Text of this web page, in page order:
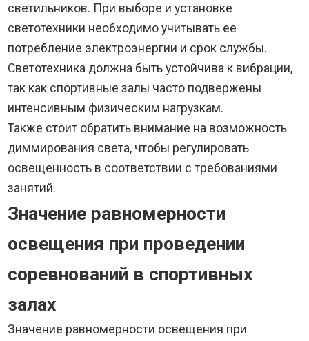
светильников. При выборе и установке
светотехники необходимо учитывать ее
потребление электроэнергии и срок службы.
Светотехника должна быть устойчива к вибрации,
так как спортивные залы часто подвержены
интенсивным физическим нагрузкам.
Также стоит обратить внимание на возможность
диммирования света, чтобы регулировать
освещенность в соответствии с требованиями
занятий.
Значение равномерности
освещения при проведении
соревнований в спортивных
залах
Значение равномерности освещения при